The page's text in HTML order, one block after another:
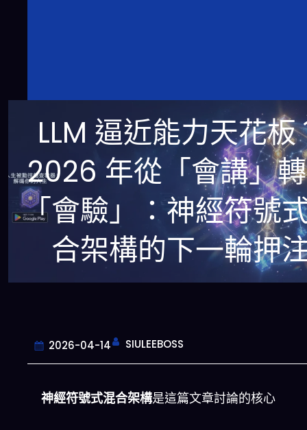
LLM 逼近能力天花板
2026 年從「會講」
「會驗」：神經符號
合架構的下一輪押
2026-04-14 SIULEEBOSS
神經符號式混合架構是這篇文章討論的核心